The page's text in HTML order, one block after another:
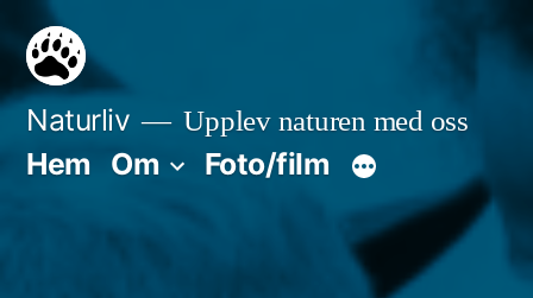
Hoppa
till
innehåll
Naturliv Upplev naturen med oss
Hem Om Foto/film